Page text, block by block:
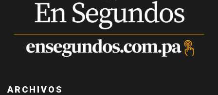
ARCHIVOS